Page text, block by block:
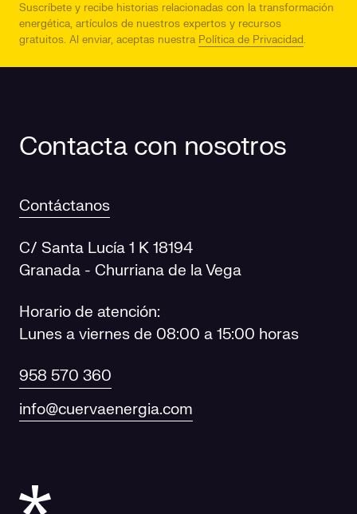
Suscríbete y recibe historias relacionadas con la transformación
energética, artículos de nuestros expertos y recursos
gratuitos. Al enviar, aceptas nuestra Política de Privacidad.
Contacta con nosotros
Contáctanos
C/ Santa Lucía 1 K 18194
Granada - Churriana de la Vega
Horario de atención:
Lunes a viernes de 08:00 a 15:00 horas
958 570 360
info@cuervaenergia.com